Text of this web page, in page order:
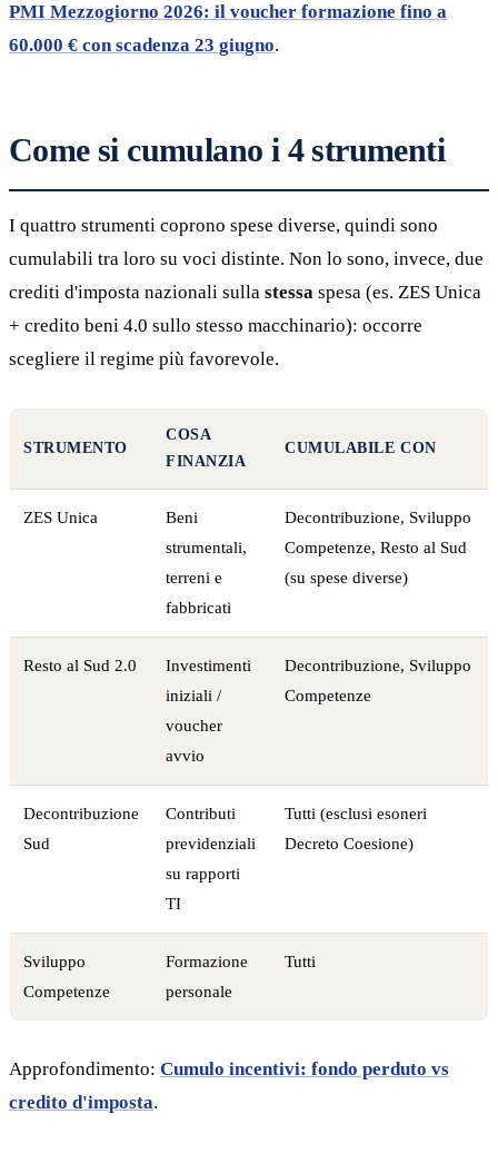
PMI Mezzogiorno 2026: il voucher formazione fino a
60.000 € con scadenza 23 giugno.
Come si cumulano i 4 strumenti
I quattro strumenti coprono spese diverse, quindi sono
cumulabili tra loro su voci distinte. Non lo sono, invece, due
crediti d'imposta nazionali sulla stessa spesa (es. ZES Unica
+ credito beni 4.0 sullo stesso macchinario): occorre
scegliere il regime più favorevole.
STRUMENTO
COSA
FINANZIA
CUMULABILE CON
ZES Unica
Beni
strumentali,
terreni e
fabbricati
Decontribuzione, Sviluppo
Competenze, Resto al Sud
(su spese diverse)
Resto al Sud 2.0
Investimenti
iniziali /
voucher
avvio
Decontribuzione, Sviluppo
Competenze
Decontribuzione
Sud
Contributi
previdenziali
su rapporti
TI
Tutti (esclusi esoneri
Decreto Coesione)
Sviluppo
Competenze
Formazione
personale
Tutti
Approfondimento: Cumulo incentivi: fondo perduto vs
credito d'imposta.